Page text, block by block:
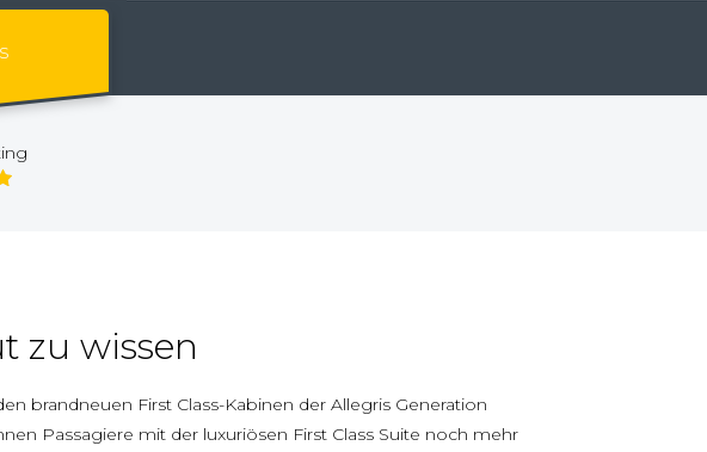
zu wissen
brandneuen First Class-Kabinen der Allegris Generation
Passagiere mit der luxuriösen First Class Suite noch mehr